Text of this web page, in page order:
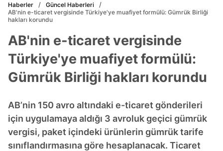
Haberler
Güncel Haberleri
AB'nin e-ticaret vergisinde Türkiye'ye muafiyet formülü: Gümrük Birliği
hakları korundu
AB'nin e-ticaret vergisinde
Türkiye'ye muafiyet formülü:
Gümrük Birliği hakları korundu
AB’nin 150 avro altındaki e-ticaret gönderileri
için uygulamaya aldığı 3 avroluk geçici gümrük
vergisi, paket içindeki ürünlerin gümrük tarife
sınıflandırmasına göre hesaplanacak. Ticaret